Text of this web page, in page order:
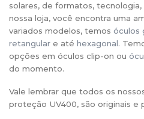
solares, de formatos, tecnologia,
nossa loja, você encontra uma
variados modelos, temos óculos
retangular e até hexagonal.
opções em óculos clip-on ou
do momento.
Vale lembrar que todos os
proteção UV400, são originais e